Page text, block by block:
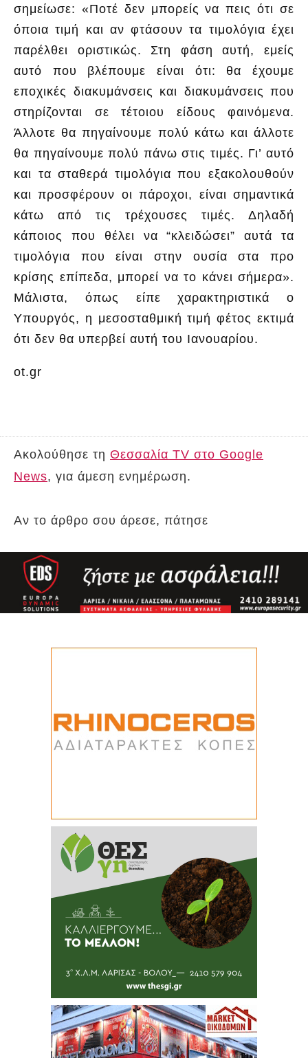
σημείωσε: «Ποτέ δεν μπορείς να πεις ότι σε
όποια τιμή και αν φτάσουν τα τιμολόγια έχει
παρέλθει οριστικώς. Στη φάση αυτή, εμείς
αυτό που βλέπουμε είναι ότι: θα έχουμε
εποχικές διακυμάνσεις και διακυμάνσεις που
στηρίζονται σε τέτοιου είδους φαινόμενα.
Άλλοτε θα πηγαίνουμε πολύ κάτω και άλλοτε
θα πηγαίνουμε πολύ πάνω στις τιμές. Γι’ αυτό
και τα σταθερά τιμολόγια που εξακολουθούν
και προσφέρουν οι πάροχοι, είναι σημαντικά
κάτω από τις τρέχουσες τιμές. Δηλαδή
κάποιος που θέλει να “κλειδώσει” αυτά τα
τιμολόγια που είναι στην ουσία στα προ
κρίσης επίπεδα, μπορεί να το κάνει σήμερα».
Μάλιστα, όπως είπε χαρακτηριστικά ο
Υπουργός, η μεσοσταθμική τιμή φέτος εκτιμά
ότι δεν θα υπερβεί αυτή του Ιανουαρίου.
ot.gr
Ακολούθησε τη Θεσσαλία TV στο Google
News, για άμεση ενημέρωση.
Αν το άρθρο σου άρεσε, πάτησε